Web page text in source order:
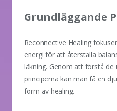
Grundläggande
Reconnective Healing
energi för att återställa
läkning. Genom att förstå de
principerna kan man få en
form av healing.